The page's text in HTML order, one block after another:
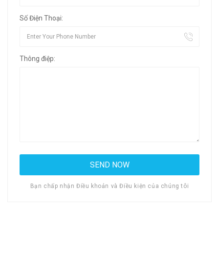
Số Điện Thoại:
Thông điệp:
Bạn chấp nhận Điều khoản và Điều kiện của chúng tôi